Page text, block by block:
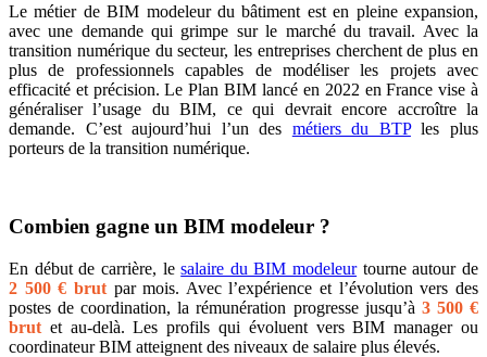
Le métier de BIM modeleur du bâtiment est en pleine expansion,
avec une demande qui grimpe sur le marché du travail. Avec la
transition numérique du secteur, les entreprises cherchent de plus en
plus de professionnels capables de modéliser les projets avec
efficacité et précision. Le Plan BIM lancé en 2022 en France vise à
généraliser l’usage du BIM, ce qui devrait encore accroître la
demande. C’est aujourd’hui l’un des métiers du BTPles plus
porteurs de la transition numérique.
Combien gagne un BIM modeleur ?
En début de carrière, lesalaire du BIM modeleurtourne autour de
2 500 € brutpar mois. Avec l’expérience et l’évolution vers des
postes de coordination, la rémunération progresse jusqu’à 3 500 €
brut et au-delà. Les profils qui évoluent vers BIM manager ou
coordinateur BIM atteignent des niveaux de salaire plus élevés.